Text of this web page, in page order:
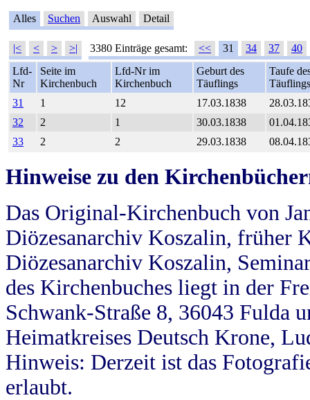
Alles Suchen Auswahl Detail
|< < > >| 3380 Einträge gesamt: << 31 34 37
40
Lfd-
Nr
Seite im
Kirchenbuch
Lfd-Nr im
Kirchenbuch
Geburt des
Täuflings
Taufe
Täuflings
31
1 12 17.03.1838
32
2 1 30.03.1838
33
2 2 29.03.1838
Hinweise zu den
Das Original-Kirchenbuch von
Diözesanarchiv Koszalin, früher
Diözesanarchiv Koszalin,
des Kirchenbuches liegt in der
Schwank-Straße 8, 36043 Fulda
Heimatkreises Deutsch Krone,
Hinweis: Derzeit ist das
erlaubt.